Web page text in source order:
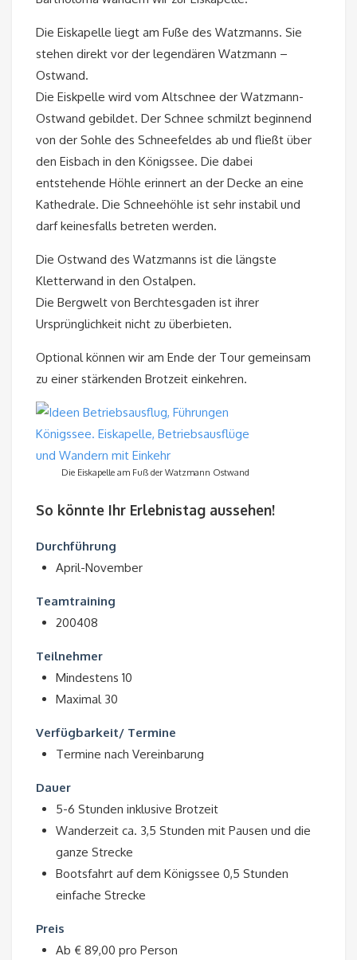
Die Eiskapelle liegt am Fuße des Watzmanns. Sie
stehen direkt vor der legendären Watzmann –
Ostwand.
Die Eiskpelle wird vom Altschnee der Watzmann-
Ostwand gebildet. Der Schnee schmilzt beginnend
von der Sohle des Schneefeldes ab und fließt über
den Eisbach in den Königssee. Die dabei
entstehende Höhle erinnert an der Decke an eine
Kathedrale. Die Schneehöhle ist sehr instabil und
darf keinesfalls betreten werden.
Die Ostwand des Watzmanns ist die längste
Kletterwand in den Ostalpen.
Die Bergwelt von Berchtesgaden ist ihrer
Ursprünglichkeit nicht zu überbieten.
Optional können wir am Ende der Tour gemeinsam
zu einer stärkenden Brotzeit einkehren.
Die Eiskapelle am Fuß der Watzmann Ostwand
So könnte Ihr Erlebnistag aussehen!
Durchführung
April-November
Teamtraining
200408
Teilnehmer
Mindestens 10
Maximal 30
Verfügbarkeit/ Termine
Termine nach Vereinbarung
Dauer
5-6 Stunden inklusive Brotzeit
Wanderzeit ca. 3,5 Stunden mit Pausen und die
ganze Strecke
Bootsfahrt auf dem Königssee 0,5 Stunden
einfache Strecke
Preis
Ab € 89,00 pro Person